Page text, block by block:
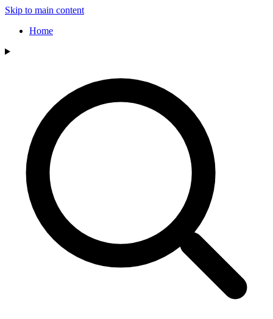
Skip to main content
Home